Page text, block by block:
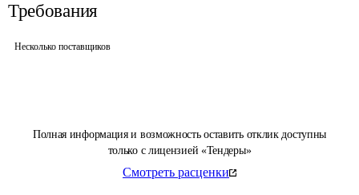
Полная информация и возможность оставить отклик доступны
только с лицензией «Тендеры»
Смотреть расценки
Требования
Несколько поставщиков